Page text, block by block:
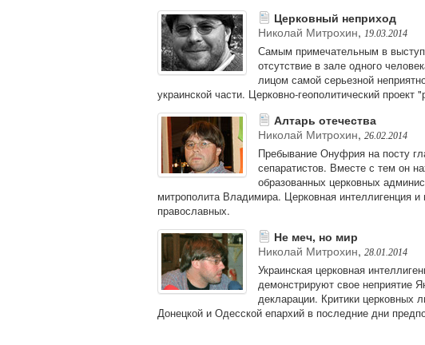
Церковный неприход
Николай Митрохин, 19.03.2014
Самым примечательным в
отсутствие в зале одного
лицом самой серьезной
украинской части. Церковно-геополитический проект
Алтарь отечества
Николай Митрохин, 26.02.2014
Пребывание Онуфрия на посту
сепаратистов. Вместе с тем он
образованных церковных
митрополита Владимира. Церковная интеллигенция
православных.
Не меч, но мир
Николай Митрохин, 28.01.2014
Украинская церковная
демонстрируют свое неприятие
декларации. Критики церковных
Донецкой и Одесской епархий в последние дни